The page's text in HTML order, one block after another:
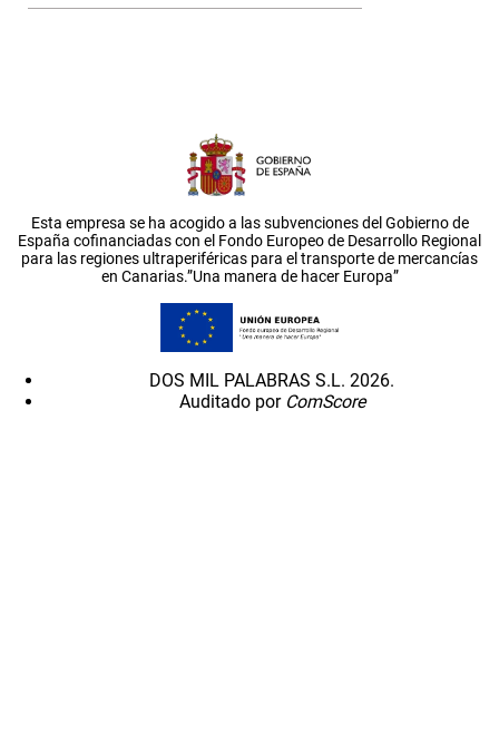
Esta empresa se ha acogido a las subvenciones del Gobierno de
España cofinanciadas con el Fondo Europeo de Desarrollo Regional
para las regiones ultraperiféricas para el transporte de mercancías
en Canarias.”Una manera de hacer Europa”
DOS MIL PALABRAS S.L. 2026.
Auditado por ComScore